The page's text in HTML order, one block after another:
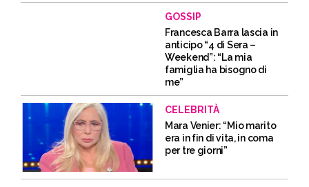
GOSSIP
Francesca Barra lascia in
anticipo “4 di Sera –
Weekend”: “La mia
famiglia ha bisogno di
me”
CELEBRITÀ
Mara Venier: “Mio marito
era in fin di vita, in coma
per tre giorni”